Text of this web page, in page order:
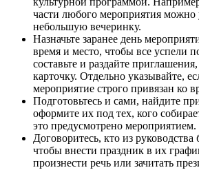
части любого мероприятия можно
небольшую вечеринку.
Назначьте заранее день
время и место, чтобы все успели
составьте и раздайте
карточку. Отдельно указывайте,
мероприятие строго привязан ко
Подготовьтесь и сами, найдите
оформите их под тех, кого
это предусмотрено мероприятием.
Договоритесь, кто из руководства
чтобы внести праздник в их
произнести речь или зачитать